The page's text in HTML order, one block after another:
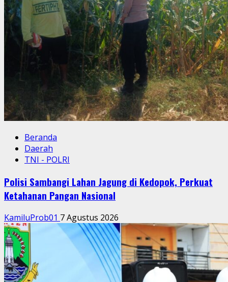
Beranda
Daerah
TNI - POLRI
Polisi Sambangi Lahan Jagung di Kedopok, Perkuat
Ketahanan Pangan Nasional
KamiluProb01 7 Agustus 2026